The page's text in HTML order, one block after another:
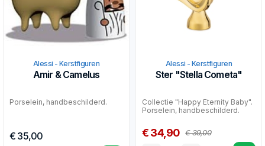
Alessi - Kerstfiguren
Amir & Camelus
Porselein, handbeschilderd.
€ 35,00
Alessi - Kerstfiguren
Ster "Stella Cometa"
Collectie "Happy Eternity Baby".
Porselein, handbeschilderd.
€ 34,90 € 39,00